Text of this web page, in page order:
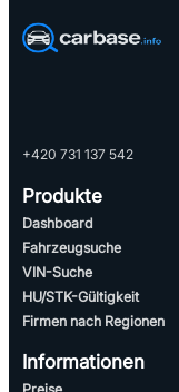
+420 731 137 542
Produkte
Dashboard
Fahrzeugsuche
VIN-Suche
HU/STK-Gültigkeit
Firmen nach Regionen
Informationen